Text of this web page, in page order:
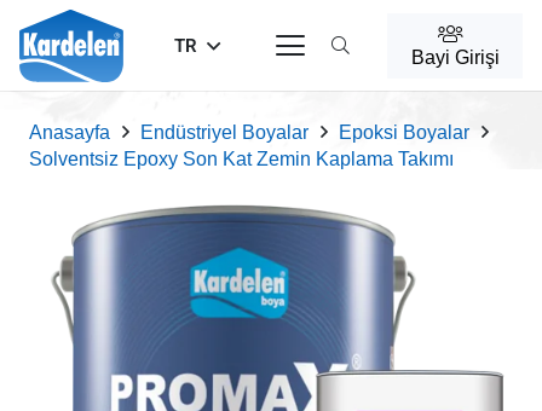
TR
Bayi Girişi
Anasayfa Endüstriyel Boyalar
Epoksi Boyalar
Solventsiz Epoxy Son Kat Zemin Kaplama Takımı